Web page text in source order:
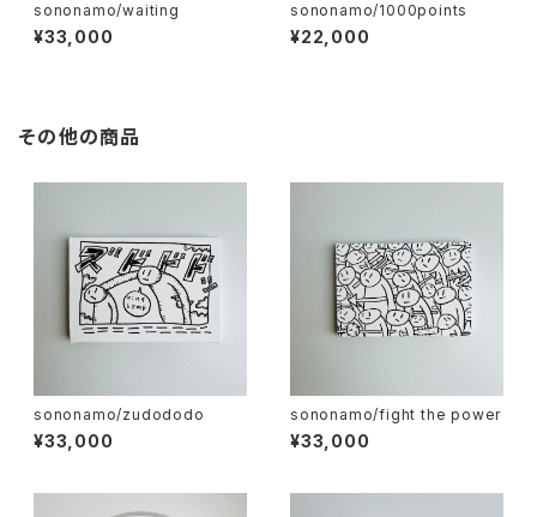
sononamo/waiting
¥33,000
sononamo/1000points
¥22,000
その他の商品
sononamo/zudododo
¥33,000
sononamo/fight the power
¥33,000